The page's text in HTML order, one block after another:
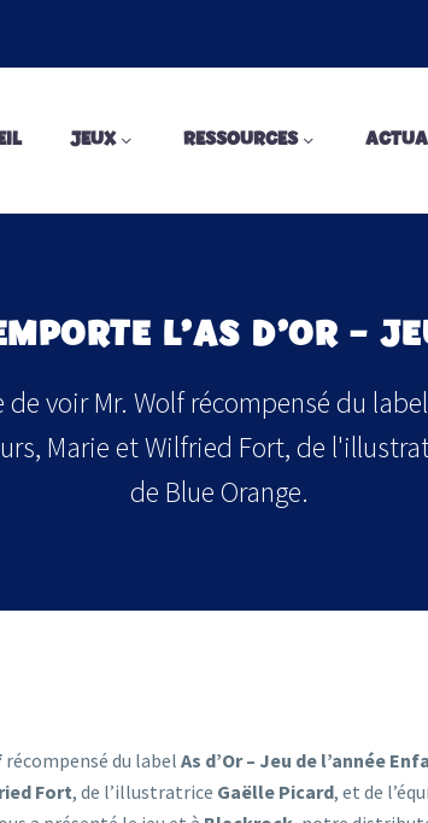
JEUX RESSOURCES
L’AS D’OR –
voir Mr. Wolf récompensé du
Marie et Wilfried Fort, de
de Blue Orange.
récompensé du label As d’Or – Jeu de l’année
Fort, de l’illustratrice Gaëlle Picard, et de